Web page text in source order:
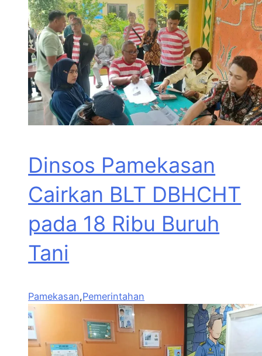
Dinsos Pamekasan
Cairkan BLT DBHCHT
pada 18 Ribu Buruh
Tani
Pamekasan,Pemerintahan